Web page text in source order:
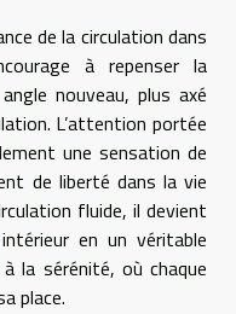
de la circulation dans
à repenser la
nouveau, plus axé
L’attention portée
une sensation de
de liberté dans la vie
fluide, il devient
en un véritable
la sérénité, où chaque
place.